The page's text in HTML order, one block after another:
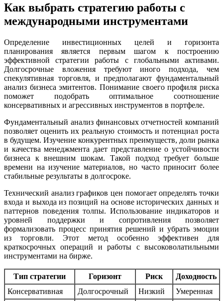
Как выбрать стратегию работы с
международными инструментами
Определение инвестиционных целей и горизонта
планирования является первым шагом к построению
эффективной стратегии работы с глобальными активами.
Долгосрочные вложения требуют иного подхода, чем
спекулятивная торговля, и предполагают фундаментальный
анализ бизнеса эмитентов. Понимание своего профиля риска
поможет подобрать оптимальное соотношение
консервативных и агрессивных инструментов в портфеле.
Фундаментальный анализ финансовых отчетностей компаний
позволяет оценить их реальную стоимость и потенциал роста
в будущем. Изучение конкурентных преимуществ, доли рынка
и качества менеджмента дает представление о устойчивости
бизнеса к внешним шокам. Такой подход требует больше
времени на изучение материалов, но часто приносит более
стабильные результаты в долгосроке.
Технический анализ графиков цен помогает определять точки
входа и выхода из позиций на основе исторических данных и
паттернов поведения толпы. Использование индикаторов и
уровней поддержки и сопротивления позволяет
формализовать процесс принятия решений и убрать эмоции
из торговли. Этот метод особенно эффективен для
краткосрочных операций и работы с высоковолатильными
инструментами на бирже.
Тип стратегии Горизонт Риск
Доходность
Консервативная
Долгосрочный Низкий Умеренная